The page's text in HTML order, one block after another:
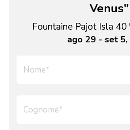
Venus"
Fountaine Pajot Isla 40
ago 29 - set